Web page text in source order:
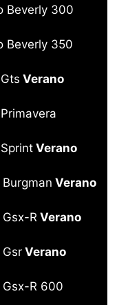
Beverly 300
Beverly 350
Verano
Verano
Verano
R Verano
Verano
Gsx-R 600